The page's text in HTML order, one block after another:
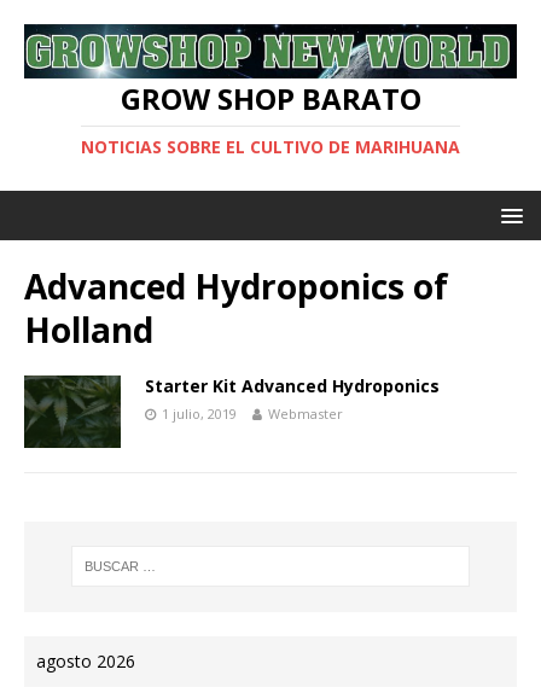
GROW SHOP BARATO
NOTICIAS SOBRE EL CULTIVO DE MARIHUANA
Advanced Hydroponics of
Holland
Starter Kit Advanced Hydroponics
1 julio, 2019 Webmaster
agosto 2026